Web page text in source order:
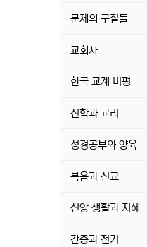
문제의 구절들
교회사
한국 교계 비평
신학과 교리
성경공부와 양육
복음과 선교
신앙 생활과 지혜
간증과 전기